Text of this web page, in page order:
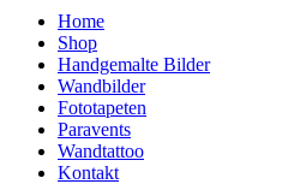
Home
Shop
Handgemalte Bilder
Wandbilder
Fototapeten
Paravents
Wandtattoo
Kontakt